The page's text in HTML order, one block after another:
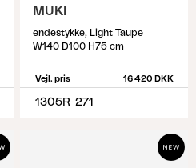
MUKI
endestykke, Light Taupe
W140 D100 H75 cm
Vejl. pris 16 420 DKK
1305R-271